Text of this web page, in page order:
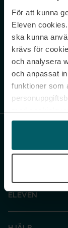
För att kunna
Eleven
ska kunna
krävs för
och analysera
och anpassat
funktioner som
och gå vidare”
under
cookies. Du
Never
Sign up
Genom att
ELEVEN